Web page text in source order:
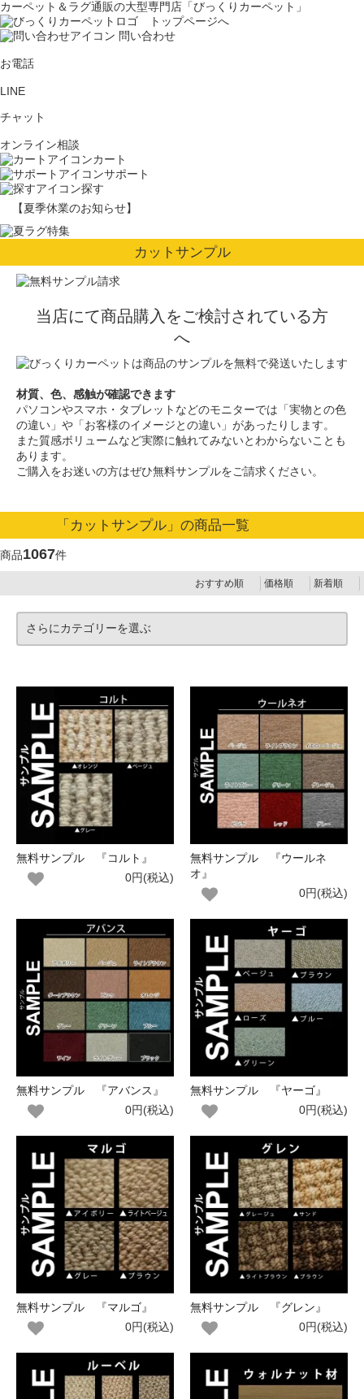
カーペット＆ラグ通販の大型専門店「びっくりカーペット」
問い合わせ
お電話
LINE
チャット
オンライン相談
カート
サポート
探す
【夏季休業のお知らせ】
カットサンプル
当店にて商品購入をご検討されている方
へ
材質、色、感触が確認できます
パソコンやスマホ・タブレットなどのモニターでは「実物との色
の違い」や「お客様のイメージとの違い」があったりします。
また質感ボリュームなど実際に触れてみないとわからないことも
あります。
ご購入をお迷いの方はぜひ無料サンプルをご請求ください。
「カットサンプル」の商品一覧
商品1067件
おすすめ順 価格順 新着順
さらにカテゴリーを選ぶ
無料サンプル 『コルト』
0円(税込)
無料サンプル 『ウールネ
オ』
0円(税込)
無料サンプル 『アバンス』
0円(税込)
無料サンプル 『ヤーゴ』
0円(税込)
無料サンプル 『マルゴ』
0円(税込)
無料サンプル 『グレン』
0円(税込)